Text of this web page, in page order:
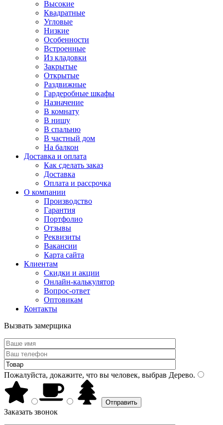
Высокие
Квадратные
Угловые
Низкие
Особенности
Встроенные
Из кладовки
Закрытые
Открытые
Раздвижные
Гардеробные шкафы
Назначение
В комнату
В нишу
В спальню
В частный дом
На балкон
Доставка и оплата
Как сделать заказ
Доставка
Оплата и рассрочка
О компании
Производство
Гарантия
Портфолио
Отзывы
Реквизиты
Вакансии
Карта сайта
Клиентам
Скидки и акции
Онлайн-калькулятор
Вопрос-ответ
Оптовикам
Контакты
Вызвать замерщика
Пожалуйста, докажите, что вы человек, выбрав Дерево.
Заказать звонок